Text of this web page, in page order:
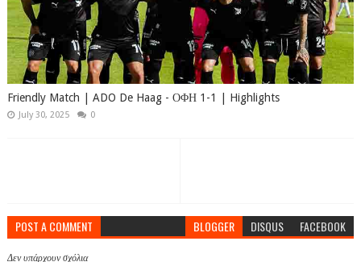
Friendly Match | ADO De Haag - ΟΦΗ 1-1 | Highlights
July 30, 2025 0
POST A COMMENT BLOGGER DISQUS FACEBOOK
Δεν υπάρχουν σχόλια